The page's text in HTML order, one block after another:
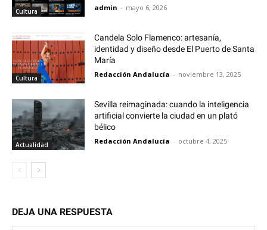
Cultura admin - mayo 6, 2026
Cultura
Candela Solo Flamenco: artesanía,
identidad y diseño desde El Puerto de Santa
María
Redacción Andalucía - noviembre 13, 2025
Actualidad
Sevilla reimaginada: cuando la inteligencia
artificial convierte la ciudad en un plató
bélico
Redacción Andalucía - octubre 4, 2025
DEJA UNA RESPUESTA